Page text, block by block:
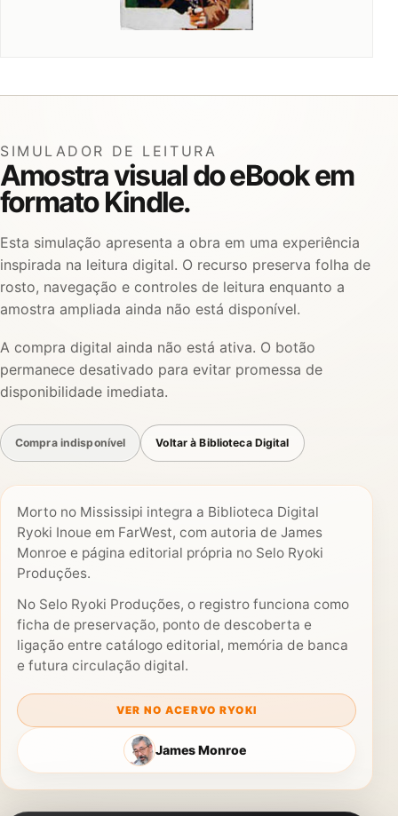
SIMULADOR DE LEITURA
Amostra visual do eBook em
formato Kindle.
Esta simulação apresenta a obra em uma experiência
inspirada na leitura digital. O recurso preserva folha de
rosto, navegação e controles de leitura enquanto a
amostra ampliada ainda não está disponível.
A compra digital ainda não está ativa. O botão
permanece desativado para evitar promessa de
disponibilidade imediata.
Compra indisponível Voltar à Biblioteca Digital
Morto no Mississipi integra a Biblioteca Digital
Ryoki Inoue em FarWest, com autoria de James
Monroe e página editorial própria no Selo Ryoki
Produções.
No Selo Ryoki Produções, o registro funciona como
ficha de preservação, ponto de descoberta e
ligação entre catálogo editorial, memória de banca
e futura circulação digital.
VER NO ACERVO RYOKI
James Monroe